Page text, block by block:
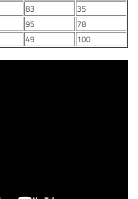
83
35
95
78
49 100